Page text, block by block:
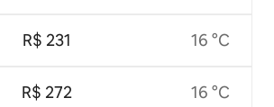
R$ 231
R$ 272
16 °C
16 °C